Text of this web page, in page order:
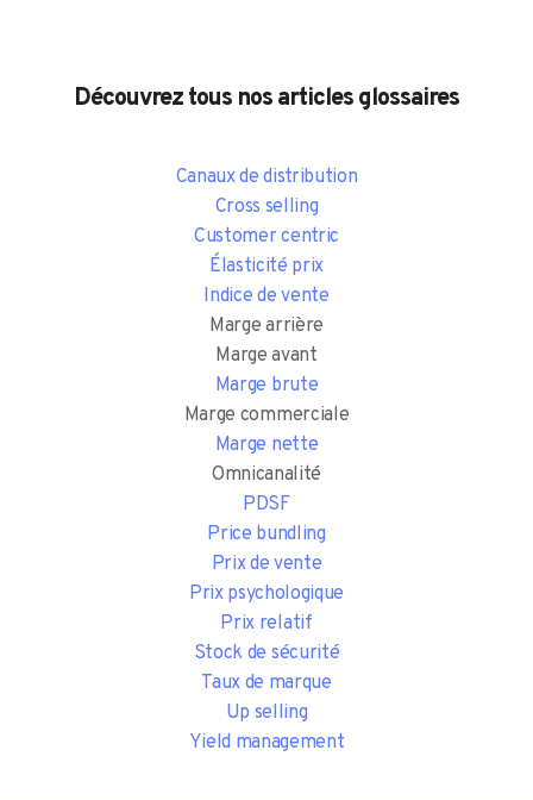
Découvrez tous nos articles glossaires
Canaux de distribution
Cross selling
Customer centric
Élasticité prix
Indice de vente
Marge arrière
Marge avant
Marge brute
Marge commerciale
Marge nette
Omnicanalité
PDSF
Price bundling
Prix de vente
Prix psychologique
Prix relatif
Stock de sécurité
Taux de marque
Up selling
Yield management